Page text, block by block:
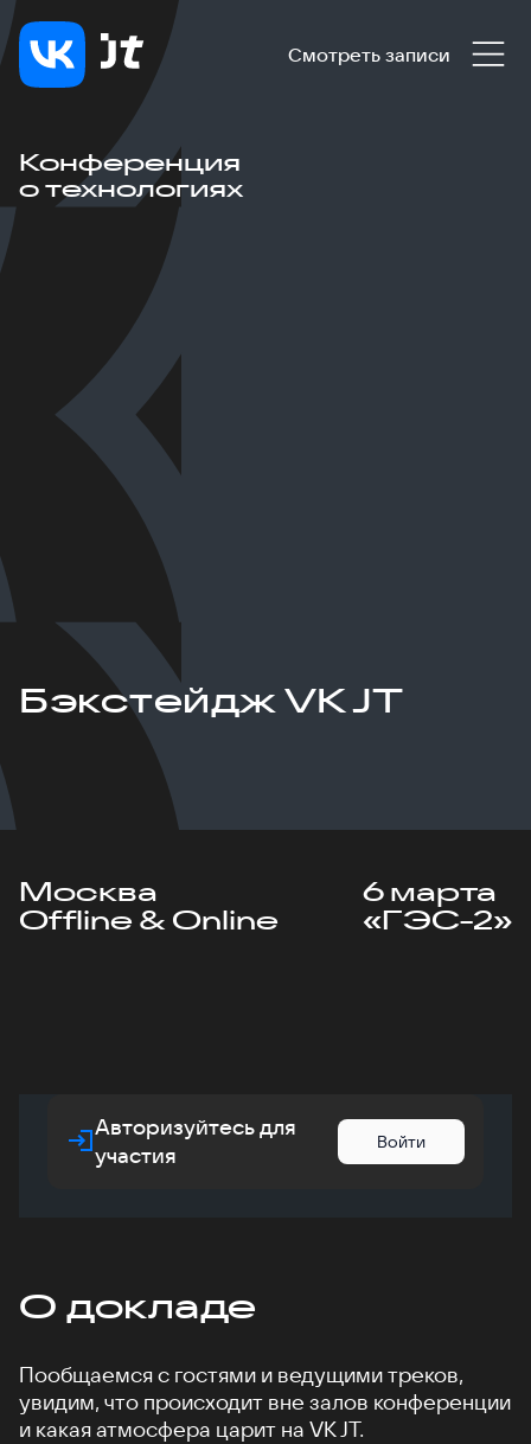
Смотреть записи
Конференция
о технологиях
Бэкстейдж VK JT
Москва
Offline & Online
6 марта
«ГЭС-2»
Авторизуйтесь для
участия
Войти
О докладе
Пообщаемся с гостями и ведущими треков,
увидим, что происходит вне залов конференции
и какая атмосфера царит на VK JT.